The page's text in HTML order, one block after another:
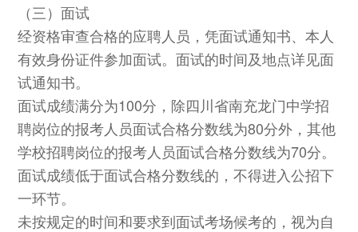
（三）面试
经资格审查合格的应聘人员，凭面试通知书、本人
有效身份证件参加面试。面试的时间及地点详见面
试通知书。
面试成绩满分为100分，除四川省南充龙门中学招
聘岗位的报考人员面试合格分数线为80分外，其他
学校招聘岗位的报考人员面试合格分数线为70分。
面试成绩低于面试合格分数线的，不得进入公招下
一环节。
未按规定的时间和要求到面试考场候考的，视为自